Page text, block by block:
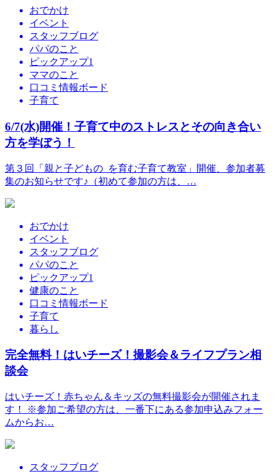
おでかけ
イベント
スタッフブログ
パパのこと
ピックアップ1
ママのこと
口コミ情報ボード
子育て
6/7(水)開催！子育て中のストレスとその向き合い
方を学ぼう！
第３回「親と子どもの を育む子育て教室」開催、参加者募
集のお知らせです♪（初めて参加の方は、…
おでかけ
イベント
スタッフブログ
パパのこと
ピックアップ1
健康のこと
口コミ情報ボード
子育て
暮らし
完全無料！はいチーズ！撮影会＆ライフプラン相
談会
はいチーズ！赤ちゃん＆キッズの無料撮影会が開催されま
す！ ※参加ご希望の方は、一番下にある参加申込みフォー
ムからお…
スタッフブログ